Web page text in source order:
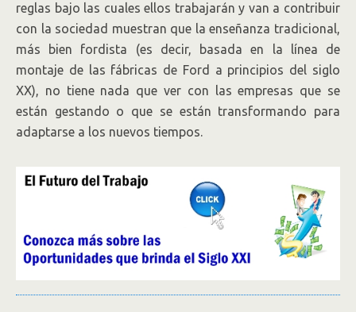
reglas bajo las cuales ellos trabajarán y van a contribuir
con la sociedad muestran que la enseñanza tradicional,
más bien fordista (es decir, basada en la línea de
montaje de las fábricas de Ford a principios del siglo
XX), no tiene nada que ver con las empresas que se
están gestando o que se están transformando para
adaptarse a los nuevos tiempos.